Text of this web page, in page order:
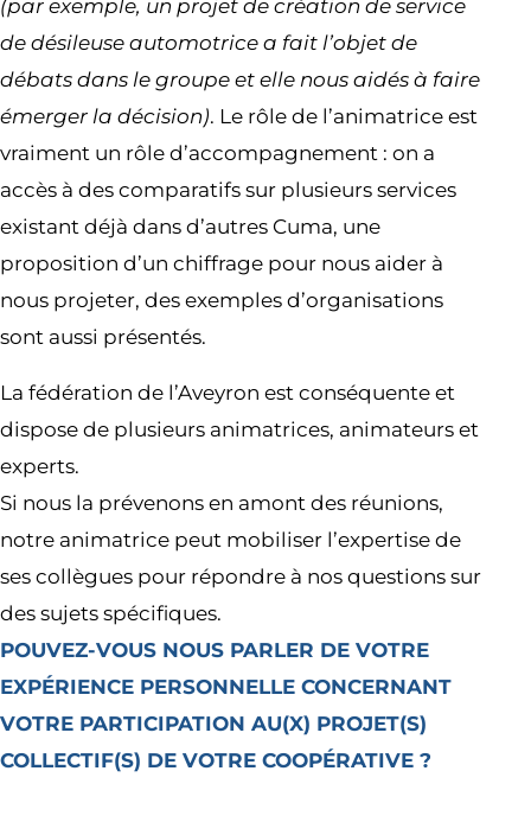
(par exemple, un projet de création de service
de désileuse automotrice a fait l’objet de
débats dans le groupe et elle nous aidés à faire
émerger la décision). Le rôle de l’animatrice est
vraiment un rôle d’accompagnement : on a
accès à des comparatifs sur plusieurs services
existant déjà dans d’autres Cuma, une
proposition d’un chiffrage pour nous aider à
nous projeter, des exemples d’organisations
sont aussi présentés.
La fédération de l’Aveyron est conséquente et
dispose de plusieurs animatrices, animateurs et
experts.
Si nous la prévenons en amont des réunions,
notre animatrice peut mobiliser l’expertise de
ses collègues pour répondre à nos questions sur
des sujets spécifiques.
POUVEZ-VOUS NOUS PARLER DE VOTRE
EXPÉRIENCE PERSONNELLE CONCERNANT
VOTRE PARTICIPATION AU(X) PROJET(S)
COLLECTIF(S) DE VOTRE COOPÉRATIVE ?